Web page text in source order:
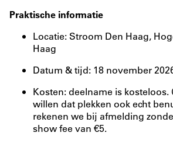
Praktische informatie
Locatie: Stroom Den Haag,
Haag
Datum & tijd: 18 november
Kosten: deelname is kosteloos.
willen dat plekken ook echt
rekenen we bij afmelding
show fee van €5.